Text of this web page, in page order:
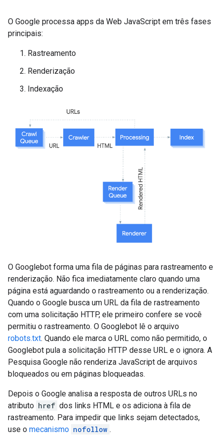
O Google processa apps da Web JavaScript em três fases
principais:
Rastreamento
Renderização
Indexação
O Googlebot forma uma fila de páginas para rastreamento e
renderização. Não fica imediatamente claro quando uma
página está aguardando o rastreamento ou a renderização.
Quando o Google busca um URL da fila de rastreamento
com uma solicitação HTTP, ele primeiro confere se você
permitiu o rastreamento. O Googlebot lê o arquivo
robots.txt. Quando ele marca o URL como não permitido, o
Googlebot pula a solicitação HTTP desse URL e o ignora. A
Pesquisa Google não renderiza JavaScript de arquivos
bloqueados ou em páginas bloqueadas.
Depois o Google analisa a resposta de outros URLs no
atributo href dos links HTML e os adiciona à fila de
rastreamento. Para impedir que links sejam detectados,
use o mecanismo nofollow .